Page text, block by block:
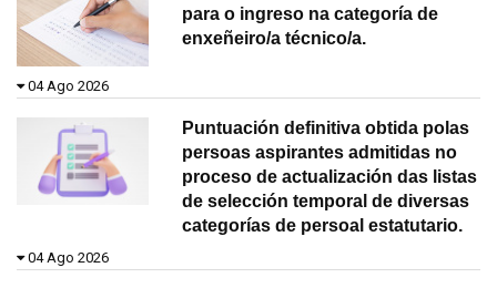
para o ingreso na categoría de
enxeñeiro/a técnico/a.
04 Ago 2026
Puntuación definitiva obtida polas
persoas aspirantes admitidas no
proceso de actualización das listas
de selección temporal de diversas
categorías de persoal estatutario.
04 Ago 2026